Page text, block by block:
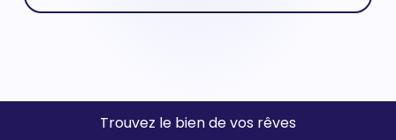
Trouvez le bien de vos rêves